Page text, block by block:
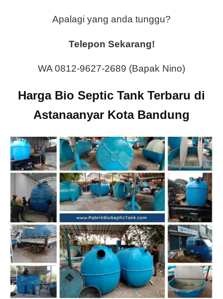
Apalagi yang anda tunggu?
Telepon Sekarang!
WA 0812-9627-2689 (Bapak Nino)
Harga Bio Septic Tank Terbaru di
Astanaanyar Kota Bandung